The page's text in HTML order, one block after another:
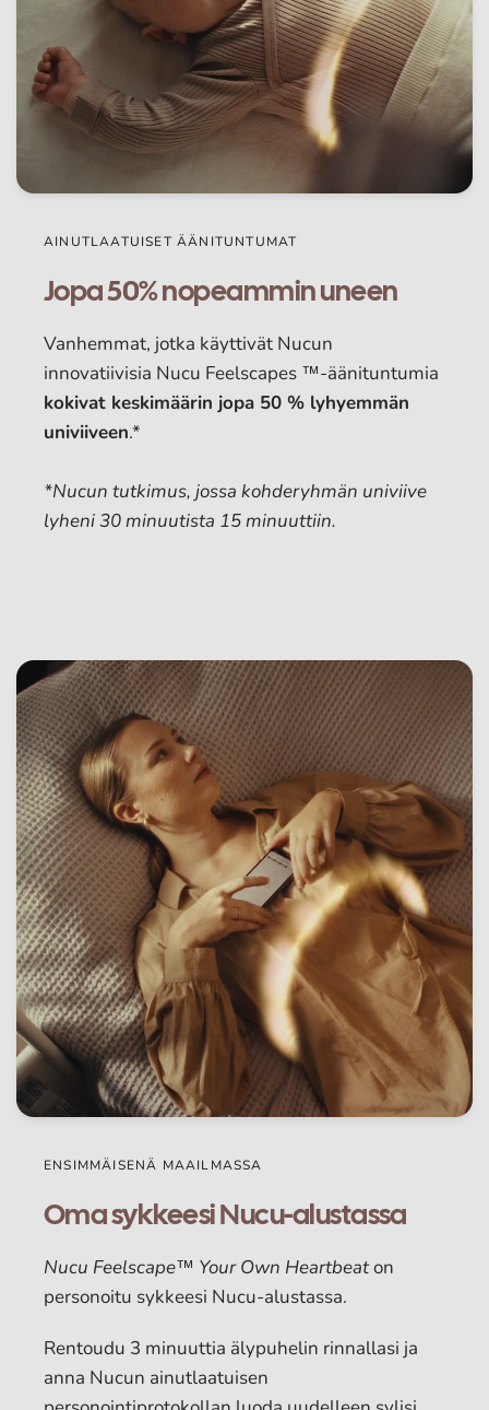
AINUTLAATUISET ÄÄNITUNTUMAT
Jopa 50% nopeammin uneen
Vanhemmat, jotka käyttivät Nucun
innovatiivisia Nucu Feelscapes ™-äänituntumia
kokivat keskimäärin jopa 50 % lyhyemmän
univiiveen.*
*Nucun tutkimus, jossa kohderyhmän univiive
lyheni 30 minuutista 15 minuuttiin.
ENSIMMÄISENÄ MAAILMASSA
Oma sykkeesi Nucu-alustassa
Nucu Feelscape™ Your Own Heartbeaton
personoitu sykkeesi Nucu-alustassa.
Rentoudu 3 minuuttia älypuhelin rinnallasi ja
anna Nucun ainutlaatuisen